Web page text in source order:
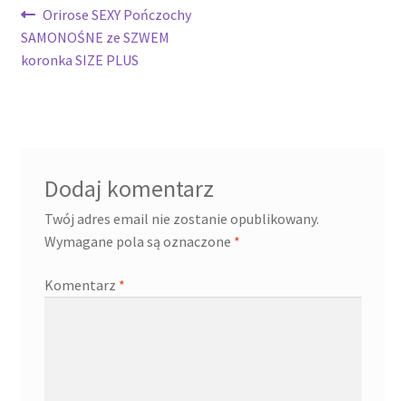
Nawigacja
wpisu
Poprzedni
wpis:
Orirose SEXY Pończochy
SAMONOŚNE ze SZWEM
koronka SIZE PLUS
Dodaj komentarz
Twój adres email nie zostanie opublikowany.
Wymagane pola są oznaczone *
Komentarz *